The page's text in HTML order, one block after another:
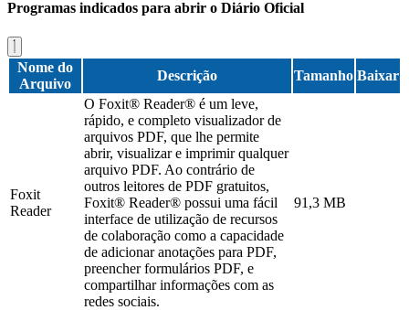
Programas indicados para abrir o Diário Oficial
Nome do
Arquivo
Descrição Tamanho Baixar
Foxit
Reader
O Foxit® Reader® é um leve,
rápido, e completo visualizador de
arquivos PDF, que lhe permite
abrir, visualizar e imprimir qualquer
arquivo PDF. Ao contrário de
outros leitores de PDF gratuitos,
Foxit® Reader® possui uma fácil
interface de utilização de recursos
de colaboração como a capacidade
de adicionar anotações para PDF,
preencher formulários PDF, e
compartilhar informações com as
redes sociais.
91,3 MB